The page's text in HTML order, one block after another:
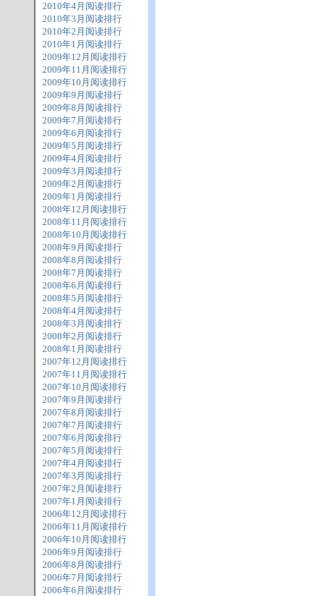
2010年4月阅读排行
2010年3月阅读排行
2010年2月阅读排行
2010年1月阅读排行
2009年12月阅读排行
2009年11月阅读排行
2009年10月阅读排行
2009年9月阅读排行
2009年8月阅读排行
2009年7月阅读排行
2009年6月阅读排行
2009年5月阅读排行
2009年4月阅读排行
2009年3月阅读排行
2009年2月阅读排行
2009年1月阅读排行
2008年12月阅读排行
2008年11月阅读排行
2008年10月阅读排行
2008年9月阅读排行
2008年8月阅读排行
2008年7月阅读排行
2008年6月阅读排行
2008年5月阅读排行
2008年4月阅读排行
2008年3月阅读排行
2008年2月阅读排行
2008年1月阅读排行
2007年12月阅读排行
2007年11月阅读排行
2007年10月阅读排行
2007年9月阅读排行
2007年8月阅读排行
2007年7月阅读排行
2007年6月阅读排行
2007年5月阅读排行
2007年4月阅读排行
2007年3月阅读排行
2007年2月阅读排行
2007年1月阅读排行
2006年12月阅读排行
2006年11月阅读排行
2006年10月阅读排行
2006年9月阅读排行
2006年8月阅读排行
2006年7月阅读排行
2006年6月阅读排行